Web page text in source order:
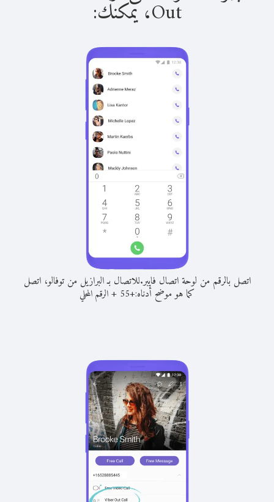
Out، يمكنك:
اتصل بالرقم من لوحة اتصال فايبر.للاتصال بـ البرازيل من توفالو، اتصل
كما هو موضح أدناه:+
55
+الرقم المحلي